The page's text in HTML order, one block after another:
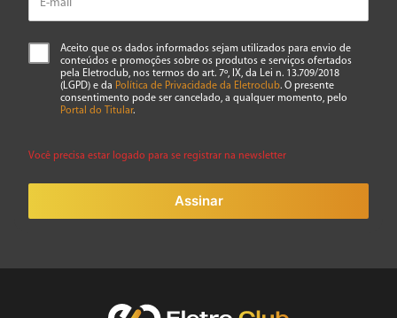
ENVIAR AVALIAÇÃO
Aceito que os dados informados sejam utilizados para envio de
conteúdos e promoções sobre os produtos e serviços ofertados
pela Eletroclub, nos termos do art. 7º, IX, da Lei n. 13.709/2018
(LGPD) e da Política de Privacidade da Eletroclub. O presente
consentimento pode ser cancelado, a qualquer momento, pelo
Portal do Titular.
Você precisa estar logado para se registrar na newsletter
Assinar